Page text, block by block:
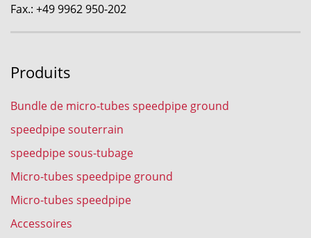
Fax.: +49 9962 950-202
Produits
Bundle de micro-tubes speedpipe ground
speedpipe souterrain
speedpipe sous-tubage
Micro-tubes speedpipe ground
Micro-tubes speedpipe
Accessoires